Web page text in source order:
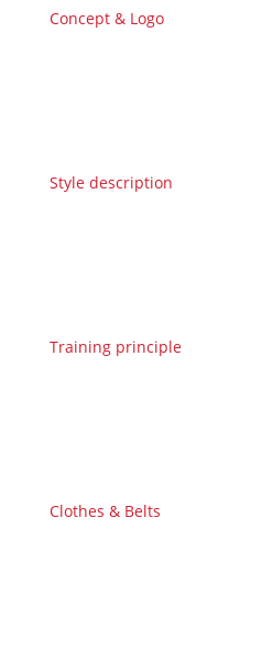
Concept & Logo
Style description
Training principle
Clothes & Belts